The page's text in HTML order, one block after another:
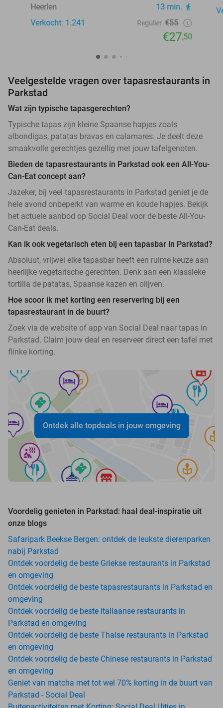
Heerlen
13 min.
Verkocht: 1.241
Regulier €55
€27,50
Veelgestelde vragen over tapasrestaurants in
Parkstad
Wat zijn typische tapasgerechten?
Typische tapas zijn kleine Spaanse hapjes zoals
albondigas, patatas bravas en calamares. Je deelt deze
smaakvolle gerechtjes gezellig met jouw tafelgenoten.
Bieden de tapasrestaurants in Parkstad ook een All-You-
Can-Eat concept aan?
Jazeker, bij veel tapasrestaurants in Parkstad geniet je de
hele avond onbeperkt van warme en koude hapjes. Bekijk
het actuele aanbod op Social Deal voor de beste All-You-
Can-Eat deals.
Kan ik ook vegetarisch eten bij een tapasbar in Parkstad?
Absoluut, vrijwel elke tapasbar heeft een ruime keuze aan
heerlijke vegetarische gerechten. Denk aan een klassieke
tortilla de patatas, Spaanse kazen en olijven.
Hoe scoor ik met korting een reservering bij een
tapasrestaurant in de buurt?
Zoek via de website of app van Social Deal naar tapas in
Parkstad. Claim jouw deal en reserveer direct een tafel met
flinke korting.
Ontdek alle topdeals in jouw omgeving
Voordelig genieten in Parkstad: haal deal-inspiratie uit
onze blogs
Safaripark Beekse Bergen: ontdek de leukste dierenparken
nabij Parkstad
Ontdek voordelig de beste Griekse restaurants in Parkstad
en omgeving
Ontdek voordelig de beste tapasrestaurants in Parkstad en
omgeving
Ontdek voordelig de beste Italiaanse restaurants in
Parkstad en omgeving
Ontdek voordelig de beste Thaise restaurants in Parkstad
en omgeving
Ontdek voordelig de beste Chinese restaurants in Parkstad
en omgeving
Geniet van matcha met tot wel 70% korting in de buurt van
Parkstad - Social Deal